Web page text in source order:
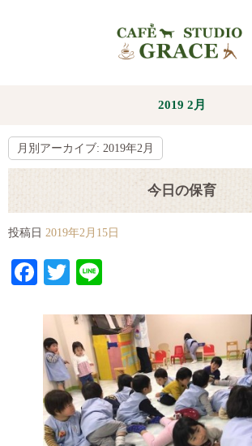
2019 2月
月別アーカイブ: 2019年2月
今日の保育
投稿日 2019年2月15日
Facebook
Twitter